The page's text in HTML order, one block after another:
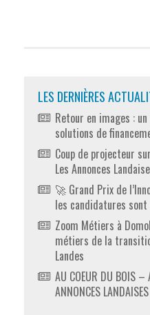
LES DERNIÈRES
Retour en images :
solutions de
Coup de projecteur
Les Annonces
🚀 Grand Prix de
les candidatures
Zoom Métiers à
métiers de la
Landes
AU COEUR DU BOIS –
ANNONCES LANDAISES